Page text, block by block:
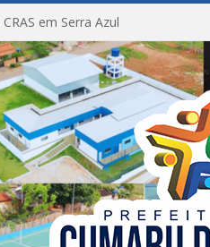
em Serra Azul